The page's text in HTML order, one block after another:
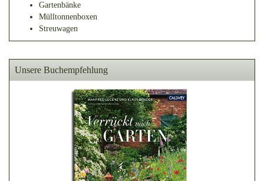
Gartenbänke
Mülltonnenboxen
Streuwagen
Unsere Buchempfehlung